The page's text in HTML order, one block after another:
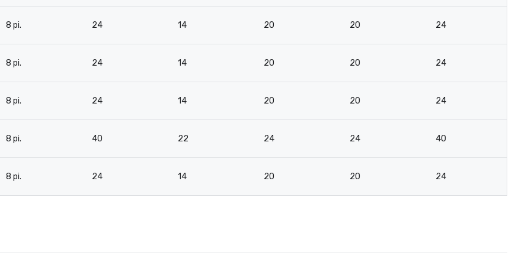
8 pi. 24 14 20 20 24
8 pi. 24 14 20 20 24
8 pi. 24 14 20 20 24
8 pi. 40 22 24 24 40
8 pi. 24 14 20 20 24